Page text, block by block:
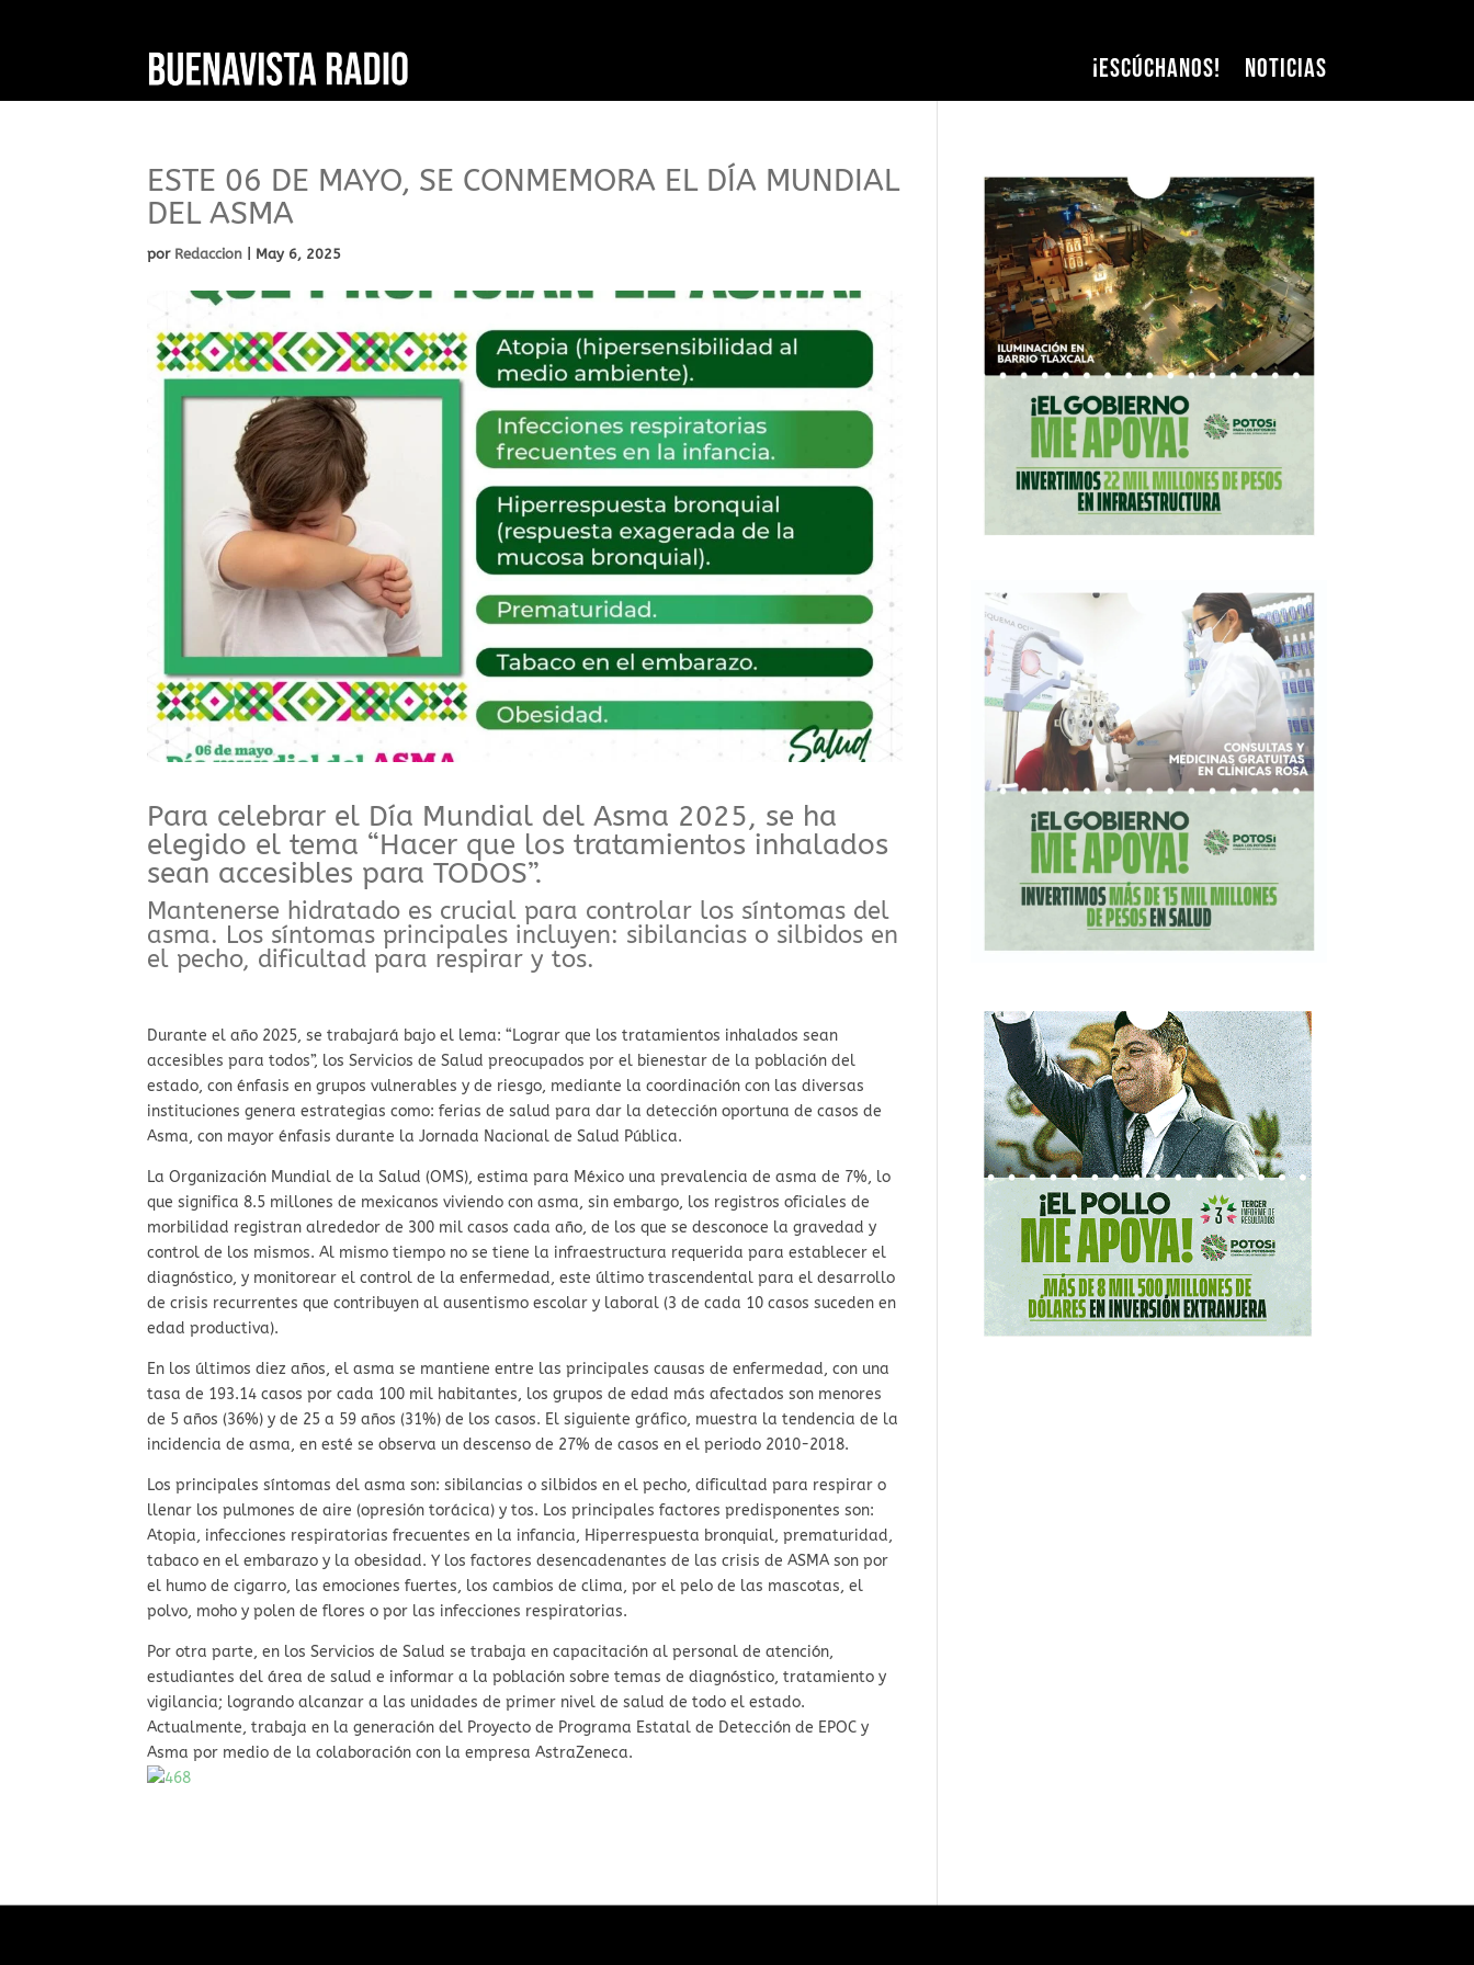
¡Escúchanos! Noticias
ESTE 06 DE MAYO, SE CONMEMORA EL DÍA MUNDIAL
DEL ASMA
por Redaccion May 6, 2025
Para celebrar el Día Mundial del Asma 2025, se ha
elegido el tema “Hacer que los tratamientos inhalados
sean accesibles para TODOS”.
Mantenerse hidratado es crucial para controlar los síntomas del
asma. Los síntomas principales incluyen: sibilancias o silbidos en
el pecho, dificultad para respirar y tos.
Durante el año 2025, se trabajará bajo el lema: “Lograr que los tratamientos inhalados sean
accesibles para todos”, los Servicios de Salud preocupados por el bienestar de la población del
estado, con énfasis en grupos vulnerables y de riesgo, mediante la coordinación con las diversas
instituciones genera estrategias como: ferias de salud para dar la detección oportuna de casos de
Asma, con mayor énfasis durante la Jornada Nacional de Salud Pública.
La Organización Mundial de la Salud (OMS), estima para México una prevalencia de asma de 7%, lo
que significa 8.5 millones de mexicanos viviendo con asma, sin embargo, los registros oficiales de
morbilidad registran alrededor de 300 mil casos cada año, de los que se desconoce la gravedad y
control de los mismos. Al mismo tiempo no se tiene la infraestructura requerida para establecer el
diagnóstico, y monitorear el control de la enfermedad, este último trascendental para el desarrollo
de crisis recurrentes que contribuyen al ausentismo escolar y laboral (3 de cada 10 casos suceden en
edad productiva).
En los últimos diez años, el asma se mantiene entre las principales causas de enfermedad, con una
tasa de 193.14 casos por cada 100 mil habitantes, los grupos de edad más afectados son menores
de 5 años (36%) y de 25 a 59 años (31%) de los casos. El siguiente gráfico, muestra la tendencia de la
incidencia de asma, en esté se observa un descenso de 27% de casos en el periodo 2010-2018.
Los principales síntomas del asma son: sibilancias o silbidos en el pecho, dificultad para respirar o
llenar los pulmones de aire (opresión torácica) y tos. Los principales factores predisponentes son:
Atopia, infecciones respiratorias frecuentes en la infancia, Hiperrespuesta bronquial, prematuridad,
tabaco en el embarazo y la obesidad. Y los factores desencadenantes de las crisis de ASMA son por
el humo de cigarro, las emociones fuertes, los cambios de clima, por el pelo de las mascotas, el
polvo, moho y polen de flores o por las infecciones respiratorias.
Por otra parte, en los Servicios de Salud se trabaja en capacitación al personal de atención,
estudiantes del área de salud e informar a la población sobre temas de diagnóstico, tratamiento y
vigilancia; logrando alcanzar a las unidades de primer nivel de salud de todo el estado.
Actualmente, trabaja en la generación del Proyecto de Programa Estatal de Detección de EPOC y
Asma por medio de la colaboración con la empresa AstraZeneca.